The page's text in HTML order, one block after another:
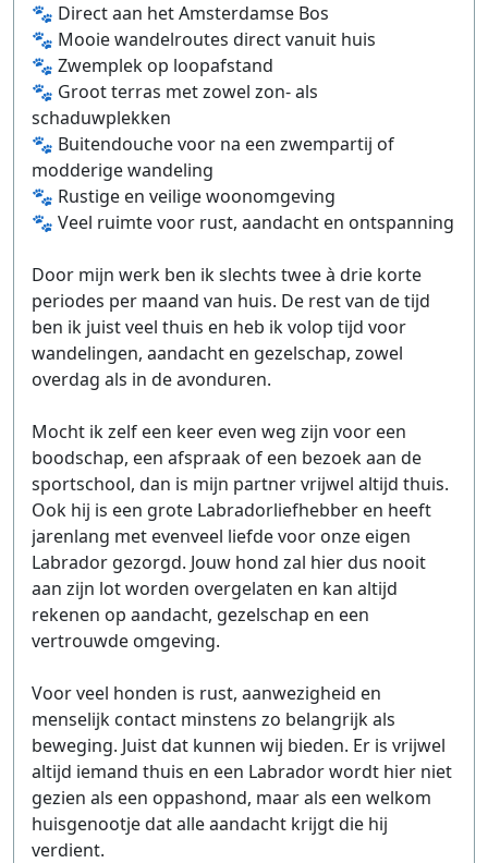
🐾 Direct aan het Amsterdamse Bos
🐾 Mooie wandelroutes direct vanuit huis
🐾 Zwemplek op loopafstand
🐾 Groot terras met zowel zon- als
schaduwplekken
🐾 Buitendouche voor na een zwempartij of
modderige wandeling
🐾 Rustige en veilige woonomgeving
🐾 Veel ruimte voor rust, aandacht en ontspanning
Door mijn werk ben ik slechts twee à drie korte
periodes per maand van huis. De rest van de tijd
ben ik juist veel thuis en heb ik volop tijd voor
wandelingen, aandacht en gezelschap, zowel
overdag als in de avonduren.
Mocht ik zelf een keer even weg zijn voor een
boodschap, een afspraak of een bezoek aan de
sportschool, dan is mijn partner vrijwel altijd thuis.
Ook hij is een grote Labradorliefhebber en heeft
jarenlang met evenveel liefde voor onze eigen
Labrador gezorgd. Jouw hond zal hier dus nooit
aan zijn lot worden overgelaten en kan altijd
rekenen op aandacht, gezelschap en een
vertrouwde omgeving.
Voor veel honden is rust, aanwezigheid en
menselijk contact minstens zo belangrijk als
beweging. Juist dat kunnen wij bieden. Er is vrijwel
altijd iemand thuis en een Labrador wordt hier niet
gezien als een oppashond, maar als een welkom
huisgenootje dat alle aandacht krijgt die hij
verdient.